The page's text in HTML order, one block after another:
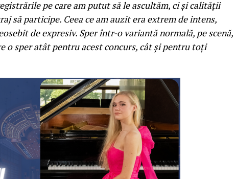
pe care am putut să le ascultăm, ci și calității
să participe. Ceea ce am auzit era extrem de intens,
de expresiv. Sper într-o variantă normală, pe scenă,
o sper atât pentru acest concurs, cât și pentru toți